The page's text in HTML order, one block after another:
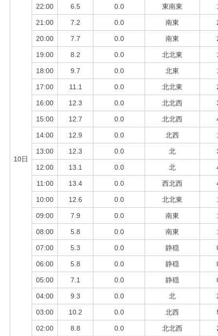
10日
22:00 6.5 0.0 東南東
21:00 7.2 0.0 南東
20:00 7.7 0.0 南東
19:00 8.2 0.0 北北東
18:00 9.7 0.0 北東
17:00 11.1 0.0 北北東
16:00 12.3 0.0 北北西
15:00 12.7 0.0 北北西
14:00 12.9 0.0 北西
13:00 12.3 0.0 北
12:00 13.1 0.0 北
11:00 13.4 0.0 西北西
10:00 12.6 0.0 北北東
09:00 7.9 0.0 南東
08:00 5.8 0.0 南東
07:00 5.3 0.0 静穏
06:00 5.8 0.0 静穏
05:00 7.1 0.0 静穏
04:00 9.3 0.0 北
03:00 10.2 0.0 北西
02:00 8.8 0.0 北北西